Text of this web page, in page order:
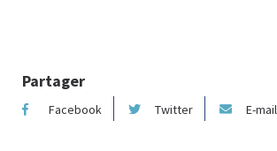
Partager
Facebook Twitter E-mail